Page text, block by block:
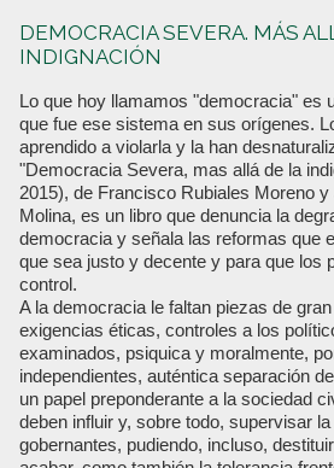
DEMOCRACIA SEVERA. MÁS
INDIGNACIÓN
Lo que hoy llamamos "democracia" es
que fue ese sistema en sus orígenes.
aprendido a violarla y la han
"Democracia Severa, mas allá de la
2015), de Francisco Rubiales Moreno
Molina, es un libro que denuncia la
democracia y señala las reformas que
que sea justo y decente y para que los
control.
A la democracia le faltan piezas de
exigencias éticas, controles a los
examinados, psiquica y moralmente,
independientes, auténtica separación
un papel preponderante a la sociedad
deben influir y, sobre todo, supervisar
gobernantes, pudiendo, incluso,